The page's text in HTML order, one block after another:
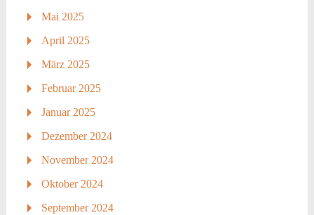
Mai 2025
April 2025
März 2025
Februar 2025
Januar 2025
Dezember 2024
November 2024
Oktober 2024
September 2024